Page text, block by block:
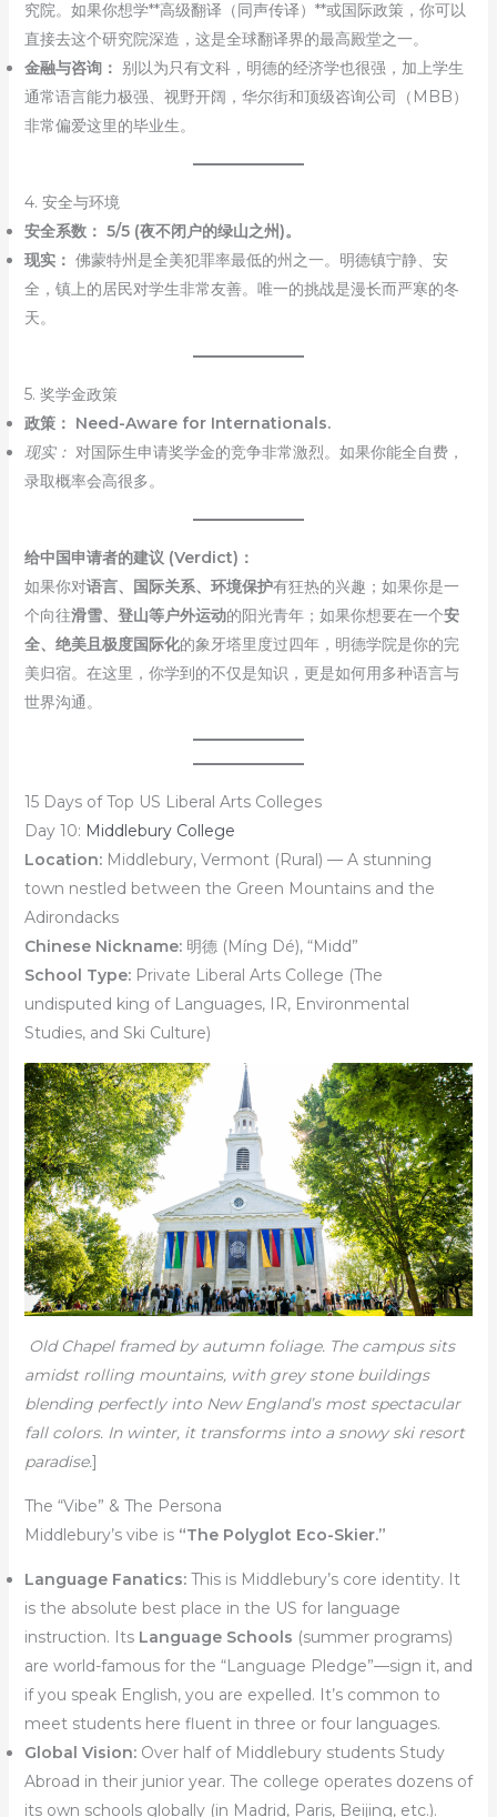
究院。如果你想学**高级翻译（同声传译）**或国际政策，你可以
直接去这个研究院深造，这是全球翻译界的最高殿堂之一。
金融与咨询： 别以为只有文科，明德的经济学也很强，加上学生
通常语言能力极强、视野开阔，华尔街和顶级咨询公司（MBB）
非常偏爱这里的毕业生。
4. 安全与环境
安全系数： 5/5 (夜不闭户的绿山之州)。
现实： 佛蒙特州是全美犯罪率最低的州之一。明德镇宁静、安
全，镇上的居民对学生非常友善。唯一的挑战是漫长而严寒的冬
天。
5. 奖学金政策
政策： Need-Aware for Internationals.
现实： 对国际生申请奖学金的竞争非常激烈。如果你能全自费，
录取概率会高很多。
给中国申请者的建议 (Verdict)：
如果你对语言、国际关系、环境保护有狂热的兴趣；如果你是一
个向往滑雪、登山等户外运动的阳光青年；如果你想要在一个安
全、绝美且极度国际化的象牙塔里度过四年，明德学院是你的完
美归宿。在这里，你学到的不仅是知识，更是如何用多种语言与
世界沟通。
15 Days of Top US Liberal Arts Colleges
Day 10: Middlebury College
Location:Middlebury, Vermont (Rural) — A stunning
town nestled between the Green Mountains and the
Adirondacks
Chinese Nickname:明德 (Míng Dé), “Midd”
School Type:Private Liberal Arts College (The
undisputed king of Languages, IR, Environmental
Studies, and Ski Culture)
Old Chapel framed by autumn foliage. The campus sits
amidst rolling mountains, with grey stone buildings
blending perfectly into New England’s most spectacular
fall colors. In winter, it transforms into a snowy ski resort
paradise.]
The “Vibe” & The Persona
Middlebury’s vibe is “The Polyglot Eco-Skier.”
Language Fanatics:This is Middlebury’s core identity. It
is the absolute best place in the US for language
instruction. Its Language Schools (summer programs)
are world-famous for the “Language Pledge”—sign it, and
if you speak English, you are expelled. It’s common to
meet students here fluent in three or four languages.
Global Vision:Over half of Middlebury students Study
Abroad in their junior year. The college operates dozens of
its own schools globally (in Madrid, Paris, Beijing, etc.).